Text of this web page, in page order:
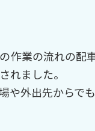
作業の流れの配
れました。
や外出先からで